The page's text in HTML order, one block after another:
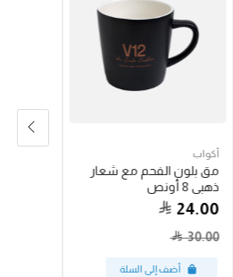
أكواب
مق بلون الفحم مع شعار
ذهبي 8 أونص
24.00
30.00
أكواب